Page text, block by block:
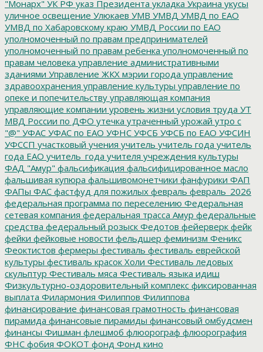
"Монарх" УК РФ указ Президента укладка Украина укусы
уличное освещение Улюкаев УМВ УМВД УМВД по ЕАО
УМВД по Хабаровскому краю УМВД России по ЕАО
уполномоченный по правам предпринимателей
уполномоченный по правам ребенка уполномоченный по
правам человека управление административными
зданиями Управление ЖКХ мэрии города управление
здравоохранения управление культуры управление по
опеке и попечительству управляющая компания
управляющие компании уровень жизни условия труда УТ
МВД России по ДФО утечка утраченный урожай утро с
"@" УФАС УФАС по ЕАО УФНС УФСБ УФСБ по ЕАО УФСИН
УФССП участковый учения учитель учитель года учитель
года ЕАО учитель_года учителя учреждения культуры
ФАД "Амур" фальсификация фальсифицированное масло
фальшивая купюра фальшивомонетчики фанфурики ФАП
ФАПы ФАС фастфуд для пожилых февраль февраль_2026
федеральная программа по переселению Федеральная
сетевая компания федеральная трасса Амур федеральные
средства федеральный розыск Федотов фейерверк фейк
фейки фейковые новости фельдшер феминизм Феникс
Феоктистов фермеры фестиваль фестиваль еврейской
культуры фестиваль красок Холи Фестиваль ледовых
скульптур Фестиваль мяса Фестиваль языка идиш
Физкультурно-оздоровительный комплекс фиксированная
выплата Филармония Филиппов Филиппова
финансирование финансовая грамотность финансовая
пирамида финансовые пирамиды финансовый омбудсмен
финансы Фишман флешмоб флюорограф флюорография
ФНС фобия ФОКОТ фонд Фонд кино